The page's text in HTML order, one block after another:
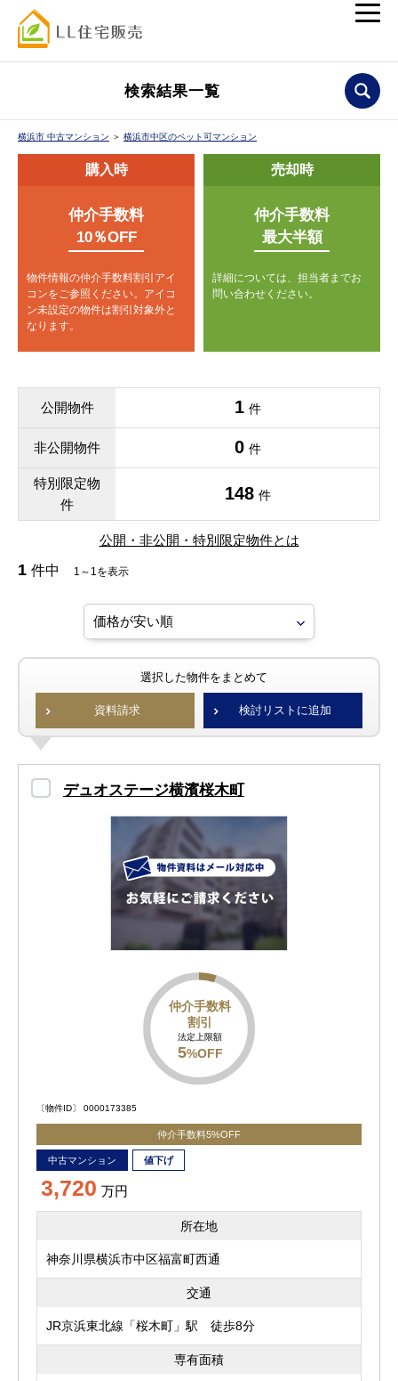
検索結果一覧
横浜市 中古マンション ＞ 横浜市中区のペット可マンション
購入時
仲介手数料
10％OFF
物件情報の仲介手数料割引アイ
コンをご参照ください。 アイコ
ン未設定の物件は割引対象外と
なります。
売却時
仲介手数料
最大半額
詳細については、担当者までお
問い合わせください。
公開物件 1 件
非公開物件 0 件
特別限定物
件
148 件
公開・非公開・特別限定物件とは
1 件中 1～1を表示
選択した物件をまとめて
資料請求 検討リストに追加
デュオステージ横濱桜木町
仲介手数料
割引
法定上限額
5%OFF
〔物件ID〕 0000173385
仲介手数料5%OFF
中古マンション 値下げ
3,720 万円
所在地
神奈川県横浜市中区福富町西通
交通
JR京浜東北線「桜木町」駅 徒歩8分
専有面積